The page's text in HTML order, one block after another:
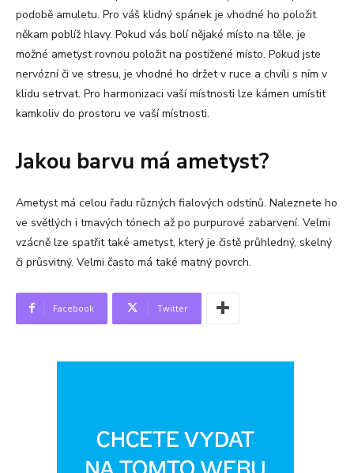
podobě amuletu. Pro váš klidný spánek je vhodné ho položit
někam poblíž hlavy. Pokud vás bolí nějaké místo na těle, je
možné ametyst rovnou položit na postižené místo. Pokud jste
nervózní či ve stresu, je vhodné ho držet v ruce a chvíli s ním v
klidu setrvat. Pro harmonizaci vaší místnosti lze kámen umístit
kamkoliv do prostoru ve vaší místnosti.
Jakou barvu má ametyst?
Ametyst má celou řadu různých fialových odstínů. Naleznete ho
ve světlých i tmavých tónech až po purpurové zabarvení. Velmi
vzácně lze spatřit také ametyst, který je čistě průhledný, skelný
či průsvitný. Velmi často má také matný povrch.
Facebook Twitter